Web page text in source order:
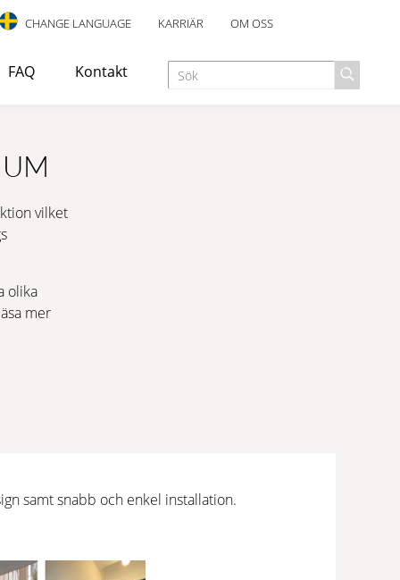
CHANGE LANGUAGE KARRIÄR OM OSS
som utrymningstrappa eller nödutgång i industri-,
FAQ Kontakt
vilket
olika
mer
samt snabb och enkel installation.